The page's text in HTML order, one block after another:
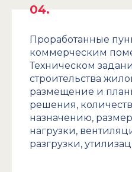
Проработанные
коммерческим
Техническом
строительства
размещение и
решения,
назначению,
нагрузки,
разгрузки,